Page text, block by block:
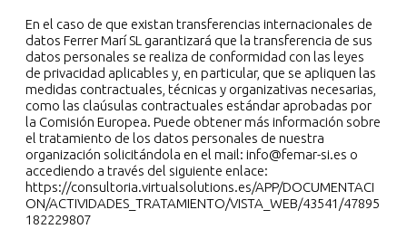
En el caso de que existan transferencias internacionales de
datos Ferrer Marí SL garantizará que la transferencia de sus
datos personales se realiza de conformidad con las leyes
de privacidad aplicables y, en particular, que se apliquen las
medidas contractuales, técnicas y organizativas necesarias,
como las claúsulas contractuales estándar aprobadas por
la Comisión Europea. Puede obtener más información sobre
el tratamiento de los datos personales de nuestra
organización solicitándola en el mail: info@femar-si.es o
accediendo a través del siguiente enlace:
https://consultoria.virtualsolutions.es/APP/DOCUMENTACI
ON/ACTIVIDADES_TRATAMIENTO/VISTA_WEB/43541/47895
182229807